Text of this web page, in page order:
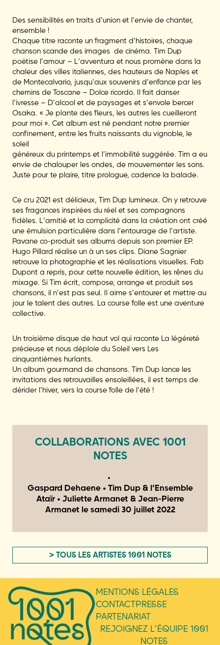
Des sensibilités en traits d’union et l’envie de chanter,
ensemble !
Chaque titre raconte un fragment d’histoires, chaque
chanson scande des images de cinéma. Tim Dup
poétise l’amour – L’avventura et nous promène dans la
chaleur des villes italiennes, des hauteurs de Naples et
de Montecalvario, jusqu’aux souvenirs d’enfance par les
chemins de Toscane – Dolce ricordo. Il fait danser
l’ivresse – D’alcool et de paysages et s’envole bercer
Osaka. « Je plante des fleurs, les autres les cueilleront
pour moi ». Cet album est né pendant notre premier
confinement, entre les fruits naissants du vignoble, le
soleil
généreux du printemps et l’immobilité suggérée. Tim a eu
envie de chalouper les ondes, de mouvementer les sons.
Juste pour te plaire, titre prologue, cadence la balade.
Ce cru 2021 est délicieux, Tim Dup lumineux. On y retrouve
ses fragances inspirées du réel et ses compagnons
fidèles. L’amitié et la complicité dans la création ont créé
une émulsion particulière dans l’entourage de l’artiste.
Pavane co-produit ses albums depuis son premier EP.
Hugo Pillard réalise un à un ses clips. Diane Sagnier
retrouve la photographie et les réalisations visuelles. Fab
Dupont a repris, pour cette nouvelle édition, les rênes du
mixage. Si Tim écrit, compose, arrange et produit ses
chansons, il n’est pas seul. Il aime s’entourer et mettre au
jour le talent des autres. La course folle est une aventure
collective.
Un troisième disque de haut vol qui raconte La légèreté
précieuse et nous déploie du Soleil vers Les
cinquantièmes hurlants.
Un album gourmand de chansons. Tim Dup lance les
invitations des retrouvailles ensoleillées, il est temps de
dérider l’hiver, vers la course folle de l’été !
COLLABORATIONS AVEC 1001
NOTES
Gaspard Dehaene • Tim Dup & l’Ensemble
Ataïr • Juliette Armanet & Jean-Pierre
Armanet lesamedi 30 juillet 2022
> TOUS LES ARTISTES 1001 NOTES
MENTIONS LÉGALES
CONTACTPRESSE
PARTENARIAT
REJOIGNEZ L’ÉQUIPE 1001
NOTES